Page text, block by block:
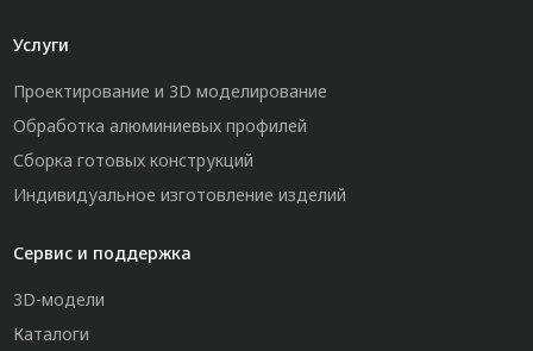
Услуги
Проектирование и 3D моделирование
Обработка алюминиевых профилей
Сборка готовых конструкций
Индивидуальное изготовление изделий
Сервис и поддержка
3D-модели
Каталоги